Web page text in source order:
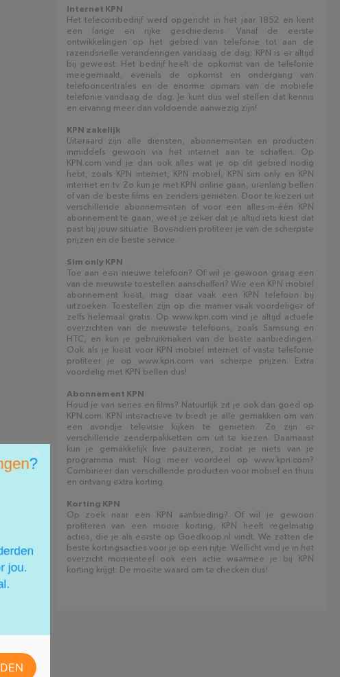
Internet KPN
Het telecombedrijf werd opgericht in het jaar 1852 en kent
een lange en rijke geschiedenis. Vanaf de eerste
ontwikkelingen op het gebied van telefonie tot aan de
razendsnelle veranderingen vandaag de dag; KPN is er altijd
bij geweest. Het bedrijf heeft de opkomst van de telefonie
meegemaakt, evenals de opkomst en ondergang van
telefooncentrales en de enorme opmars van de mobiele
telefonie vandaag de dag. Je kunt dus wel stellen dat kennis
en ervaring meer dan voldoende aanwezig zijn!
KPN zakelijk
Uiteraard zijn alle diensten, abonnementen en producten
inmiddels gewoon via het internet aan te schaffen. Op
KPN.com vind je dan ook alles wat je op dit gebied nodig
hebt, zoals KPN internet, KPN mobiel, KPN sim only en KPN
internet en tv. Zo kun je met KPN online gaan, urenlang bellen
of van de beste films en zenders genieten. Door te kiezen uit
verschillende abonnementen of voor een alles-in-één KPN
abonnement te gaan, weet je zeker dat je altijd iets kiest dat
past bij jouw situatie. Bovendien profiteer je van de scherpste
prijzen en de beste service.
Sim only KPN
Toe aan een nieuwe telefoon? Of wil je gewoon graag een
van de nieuwste toestellen aanschaffen? Wie een KPN mobiel
abonnement kiest, mag daar vaak een KPN telefoon bij
uitzoeken. Toestellen zijn op die manier vaak voordeliger of
zelfs helemaal gratis. Op www.kpn.com vind je altijd actuele
overzichten van de nieuwste telefoons, zoals Samsung en
HTC, en kun je gebruikmaken van de beste aanbiedingen.
Ook als je kiest voor KPN mobiel internet of vaste telefonie
profiteer je op www.kpn.com van scherpe prijzen. Extra
voordelig met KPN bellen dus!
Abonnement KPN
Houd je van series en films? Natuurlijk zit je ook dan goed op
KPN.com. KPN interactieve tv biedt je alle gemakken om van
een avondje televisie kijken te genieten. Zo zijn er
verschillende zenderpakketten om uit te kiezen. Daarnaast
kun je gemakkelijk live pauzeren, zodat je niets van je
programma mist. Nog meer voordeel op www.kpn.com?
Combineer dan verschillende producten voor mobiel en thuis
en ontvang extra korting.
Korting KPN
Op zoek naar een KPN aanbieding? Of wil je gewoon
profiteren van een mooie korting, KPN heeft regelmatig
acties, die je als eerste op Goedkoop.nl vindt. We zetten de
beste kortingsacties voor je op een rijtje. Wellicht vind je in het
overzicht momenteel ook een actie waarmee je bij KPN
korting krijgt. De moeite waard om te checken dus!
×